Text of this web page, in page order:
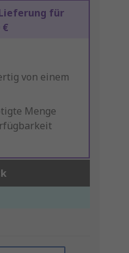
Lieferung für
von einem
Menge